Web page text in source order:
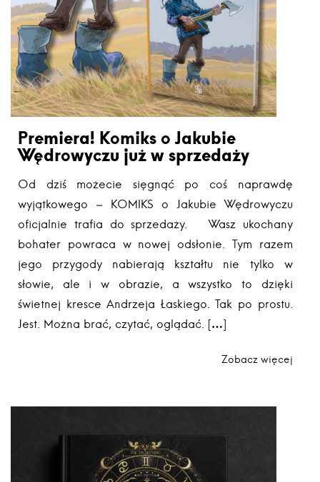
Premiera! Komiks o Jakubie
Wędrowyczu już w sprzedaży
Od dziś możecie sięgnąć po coś naprawdę
wyjątkowego – KOMIKS o Jakubie Wędrowyczu
oficjalnie trafia do sprzedaży. Wasz ukochany
bohater powraca w nowej odsłonie. Tym razem
jego przygody nabierają kształtu nie tylko w
słowie, ale i w obrazie, a wszystko to dzięki
świetnej kresce Andrzeja Łaskiego. Tak po prostu.
Jest. Można brać, czytać, oglądać. […]
Zobacz więcej